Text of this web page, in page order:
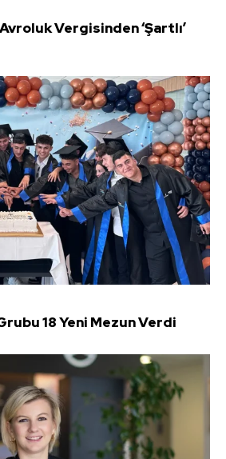
Vergisinden ‘Şartlı’
18 Yeni Mezun Verdi